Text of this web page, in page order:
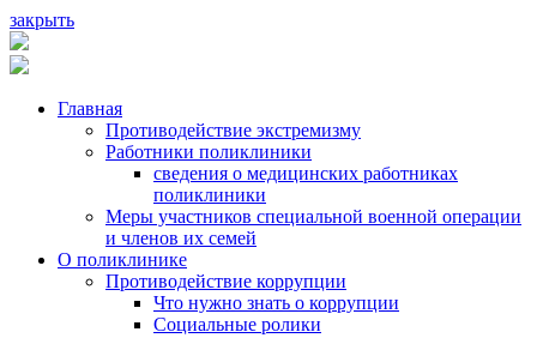
закрыть
Главная
Противодействие экстремизму
Работники поликлиники
сведения о медицинских работниках
поликлиники
Меры участников специальной военной операции
и членов их семей
О поликлинике
Противодействие коррупции
Что нужно знать о коррупции
Социальные ролики